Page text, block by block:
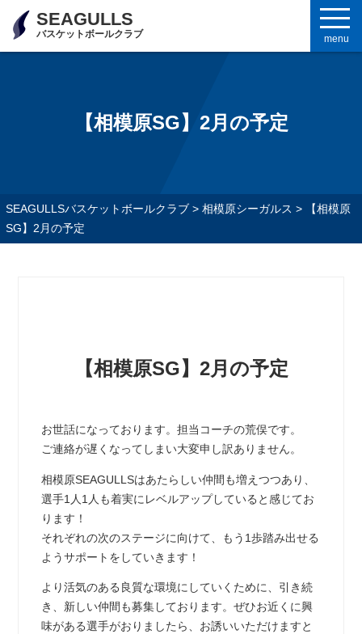
SEAGULLS
バスケットボールクラブ menu
【相模原SG】2月の予定
SEAGULLSバスケットボールクラブ> 相模原シーガルス >
【相模原
SG】2月の予定
【相模原SG】2月の予定
お世話になっております。担当コーチの荒俣です。
ご連絡が遅くなってしまい大変申し訳ありません。
相模原SEAGULLSはあたらしい仲間も増えつつあり、
選手1人1人も着実にレベルアップしていると感じてお
ります！
それぞれの次のステージに向けて、もう1歩踏み出せる
ようサポートをしていきます！
より活気のある良質な環境にしていくために、引き続
き、新しい仲間も募集しております。ぜひお近くに興
味がある選手がおりましたら、お誘いいただけますと